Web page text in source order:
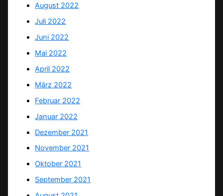
August 2022
Juli 2022
Juni 2022
Mai 2022
April 2022
März 2022
Februar 2022
Januar 2022
Dezember 2021
November 2021
Oktober 2021
September 2021